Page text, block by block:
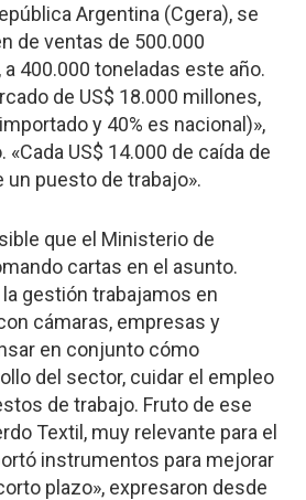
Argentina (Cgera), se
de ventas de 500.000
400.000 toneladas este año.
de US$ 18.000 millones,
y 40% es nacional)»,
US$ 14.000 de caída de
un puesto de trabajo».
que el Ministerio de
cartas en el asunto.
gestión trabajamos en
cámaras, empresas y
en conjunto cómo
del sector, cuidar el empleo
de trabajo. Fruto de ese
Textil, muy relevante para el
instrumentos para mejorar
plazo», expresaron desde